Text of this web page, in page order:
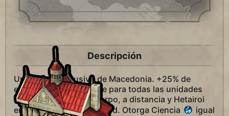
Descripción
Un edificio exclusivo de Macedonia. +25% de
experiencia de combate para todas las unidades
terrestres cuerpo a cuerpo, a distancia y Hetairoi
entrenadas en esta ciudad. Otorga Ciencia
igual